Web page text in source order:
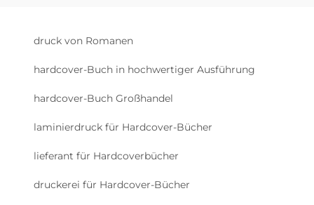
druck von Romanen
hardcover-Buch in hochwertiger Ausführung
hardcover-Buch Großhandel
laminierdruck für Hardcover-Bücher
lieferant für Hardcoverbücher
druckerei für Hardcover-Bücher